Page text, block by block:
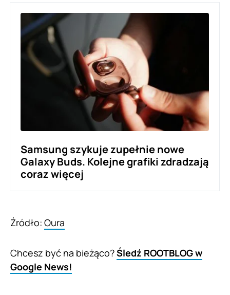
Samsung szykuje zupełnie nowe
Galaxy Buds. Kolejne grafiki zdradzają
coraz więcej
Źródło: Oura
Chcesz być na bieżąco?Śledź ROOTBLOG w
Google News!